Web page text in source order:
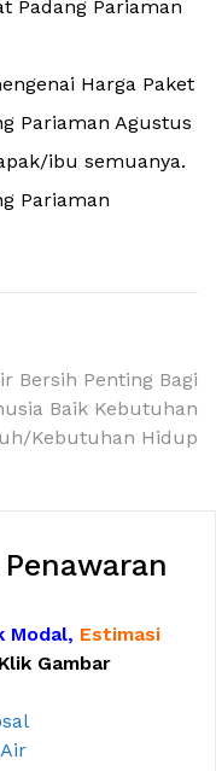
Padang Pariaman
Harga Paket
Pariaman Agustus
ibu semuanya.
Pariaman
Bersih Penting Bagi
Baik Kebutuhan
Kebutuhan Hidup
Modal, Estimasi
Gambar